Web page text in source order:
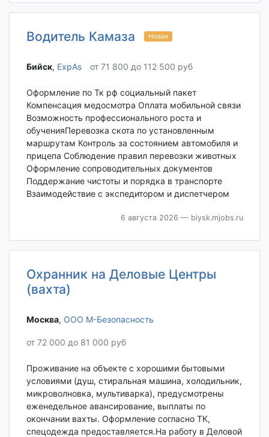
Водитель Камаза Новая
Бийск‎, ExpAs от 71 800 до 112 500 руб
Оформление по Тк рф социальный пакет
Компенсация медосмотра Оплата мобильной связи
Возможность профессионального роста и
обученияПеревозка скота по установленным
маршрутам Контроль за состоянием автомобиля и
прицепа Соблюдение правил перевозки животных
Оформление сопроводительных документов
Поддержание чистоты и порядка в транспорте
Взаимодействие с экспедитором и диспетчером
6 августа 2026 — biysk.mjobs.ru
Охранник на Деловые Центры
(вахта)
Москва‎, ООО М-Безопасность
от 72 000 до 81 000 руб
Проживание на объекте с хорошими бытовыми
условиями (душ, стиральная машина, холодильник,
микроволновка, мультиварка), предусмотрены
еженедельное авансирование, выплаты по
окончании вахты. Оформление согласно ТК,
спецодежда предоставляется.На работу в Деловой